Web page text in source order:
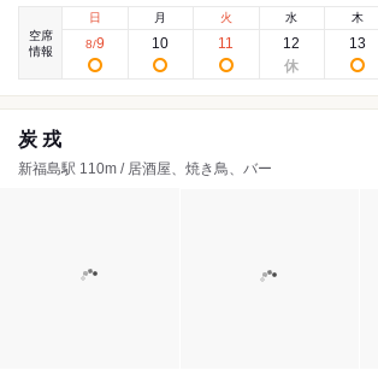
空席
情報
日
8/9
月
10
火
11
水
12
木
13
炭 戎
新福島駅 110m / 居酒屋、焼き鳥、バー